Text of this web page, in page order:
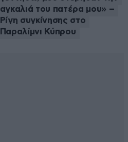
αγκαλιά του πατέρα μου» –
Ρίγη συγκίνησης στο
Παραλίμνι Κύπρου